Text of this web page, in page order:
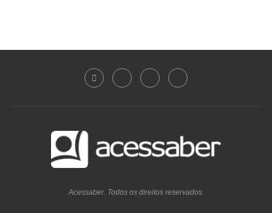
Acessaber. Todos os direitos reservados.